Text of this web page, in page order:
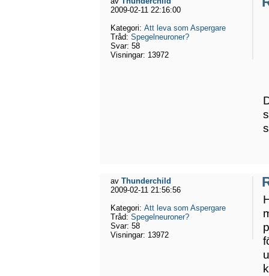
2009-02-11 22:16:00
Kategori: Att leva som Aspergare
Tråd: Spegelneuroner?
Svar: 58
Visningar: 13972
av Thunderchild
2009-02-11 21:56:56
Kategori: Att leva som Aspergare
Tråd: Spegelneuroner?
Svar: 58
Visningar: 13972